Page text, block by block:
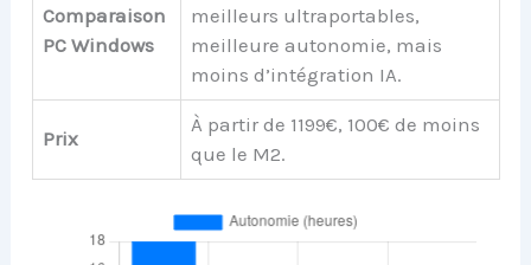
Comparaison
PC Windows
meilleurs ultraportables,
meilleure autonomie, mais
moins d’intégration IA.
Prix
À partir de 1199€, 100€ de moins
que le M2.